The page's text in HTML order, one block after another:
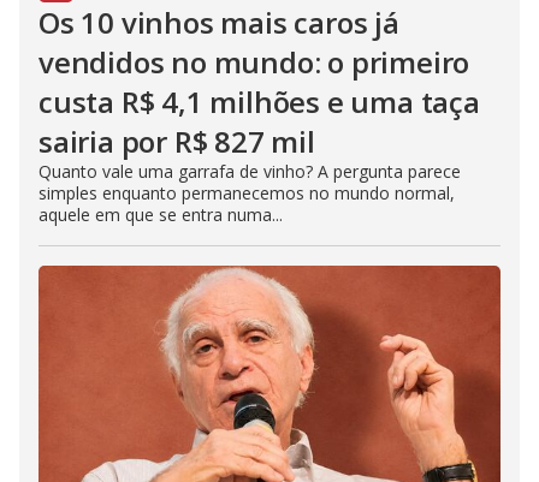
Os 10 vinhos mais caros já
vendidos no mundo: o primeiro
custa R$ 4,1 milhões e uma taça
sairia por R$ 827 mil
Quanto vale uma garrafa de vinho? A pergunta parece
simples enquanto permanecemos no mundo normal,
aquele em que se entra numa...